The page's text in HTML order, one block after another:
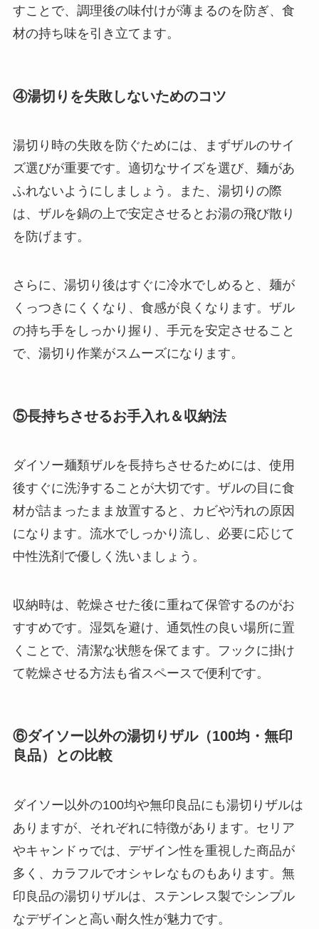
すことで、調理後の味付けが薄まるのを防ぎ、食
材の持ち味を引き立てます。
④湯切りを失敗しないためのコツ
湯切り時の失敗を防ぐためには、まずザルのサイ
ズ選びが重要です。適切なサイズを選び、麺があ
ふれないようにしましょう。また、湯切りの際
は、ザルを鍋の上で安定させるとお湯の飛び散り
を防げます。
さらに、湯切り後はすぐに冷水でしめると、麺が
くっつきにくくなり、食感が良くなります。ザル
の持ち手をしっかり握り、手元を安定させること
で、湯切り作業がスムーズになります。
⑤長持ちさせるお手入れ＆収納法
ダイソー麺類ザルを長持ちさせるためには、使用
後すぐに洗浄することが大切です。ザルの目に食
材が詰まったまま放置すると、カビや汚れの原因
になります。流水でしっかり流し、必要に応じて
中性洗剤で優しく洗いましょう。
収納時は、乾燥させた後に重ねて保管するのがお
すすめです。湿気を避け、通気性の良い場所に置
くことで、清潔な状態を保てます。フックに掛け
て乾燥させる方法も省スペースで便利です。
⑥ダイソー以外の湯切りザル（100均・無印
良品）との比較
ダイソー以外の100均や無印良品にも湯切りザルは
ありますが、それぞれに特徴があります。セリア
やキャンドゥでは、デザイン性を重視した商品が
多く、カラフルでオシャレなものもあります。無
印良品の湯切りザルは、ステンレス製でシンプル
なデザインと高い耐久性が魅力です。